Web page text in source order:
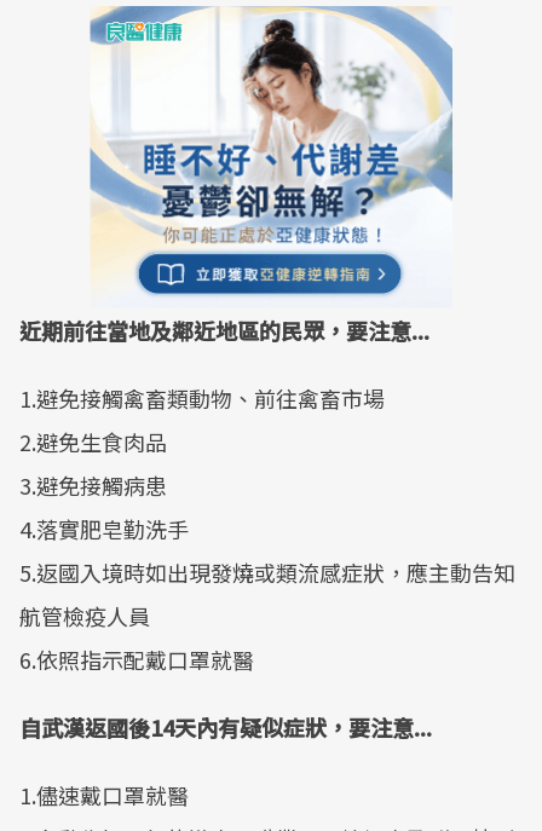
近期前往當地及鄰近地區的民眾，要注意...
1.避免接觸禽畜類動物、前往禽畜市場
2.避免生食肉品
3.避免接觸病患
4.落實肥皂勤洗手
5.返國入境時如出現發燒或類流感症狀，應主動告知
航管檢疫人員
6.依照指示配戴口罩就醫
自武漢返國後14天內有疑似症狀，要注意...
1.儘速戴口罩就醫